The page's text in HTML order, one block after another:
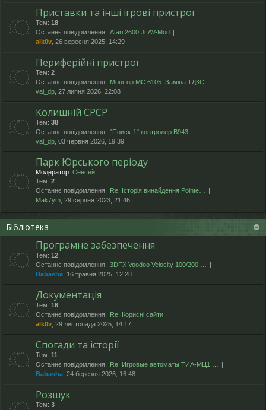
Приставки та інші ігрові пристрої
Тем: 18
Останнє повідомлення: Atari 2600 Jr AV-Mod
alk0v , 26 вересня 2025, 14:29
Периферійні пристрої
Тем: 2
Останнє повідомлення: Монітор МС 6105. Заміна ТДКС-…
val_dp , 27 липня 2026, 22:08
Колишній СРСР
Тем: 38
Останнє повідомлення: "Поиск-1" контролер В943.
val_dp , 03 червня 2026, 19:39
Парк Юрського періоду
Модератор: Сенсей
Тем: 2
Останнє повідомлення:
Re: Історія винайдення Pointe…
Mak7ym , 29 серпня 2023, 21:46
Бібліотека
Програмне забезпечення
Тем: 12
Останнє повідомлення: 3DFX Voodoo Velocity 100/200 …
Babasha , 16 травня 2025, 12:28
Документація
Тем: 16
Останнє повідомлення:
Re: Корисні сайти
alk0v , 29 листопада 2025, 14:17
Спогади та історії
Тем: 11
Останнє повідомлення:
Re: Игровые автоматы ТИА-МЦ1 …
Babasha , 24 березня 2026, 16:48
Розшук
Тем: 3